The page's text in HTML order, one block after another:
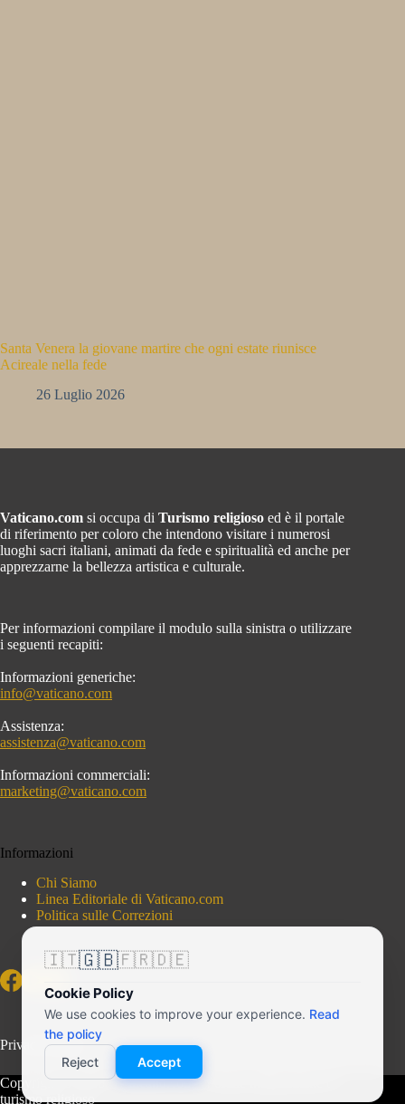
Santa Venera la giovane martire che ogni estate riunisce
Acireale nella fede
26 Luglio 2026
Vaticano.com si occupa di Turismo religioso ed è il portale
di riferimento per coloro che intendono visitare i numerosi
luoghi sacri italiani, animati da fede e spiritualità ed anche per
apprezzarne la bellezza artistica e culturale.
Per informazioni compilare il modulo sulla sinistra o utilizzare
i seguenti recapiti:
Informazioni generiche:
info@vaticano.com
Assistenza:
assistenza@vaticano.com
Informazioni commerciali:
marketing@vaticano.com
Informazioni
Chi Siamo
Linea Editoriale di Vaticano.com
Politica sulle Correzioni
Privacy Policy
Copyright © 2026 - Vaticano.com - Portale indipendente di
turismo religioso
🇮🇹🇬🇧🇫🇷🇩🇪
Cookie Policy
We use cookies to improve your experience. Read
the policy
Reject
Accept